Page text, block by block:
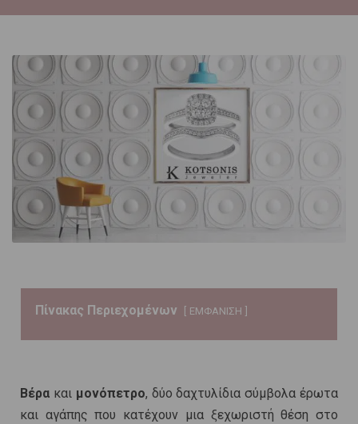
o
Πίνακας Περιεχομένων ΕΜΦΑΝΙΣΗ
Βέρα και μονόπετρο, δύο δαχτυλίδια σύμβολα έρωτα
και αγάπης που κατέχουν μια ξεχωριστή θέση στο